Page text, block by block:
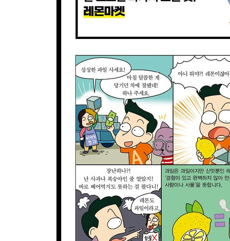
069 국가부도 모라토리엄, 국가파산 디폴트
070 경제영웅에서 골칫덩이로! GM과 포드는 추락
[알아두면 좋은 경제학자 ⑦] 하이먼 민스키
[알아두면 좋은 경제학자 ⑧] 루트비히 폰 미제스
[특별부록] 경제 상식 퀴즈